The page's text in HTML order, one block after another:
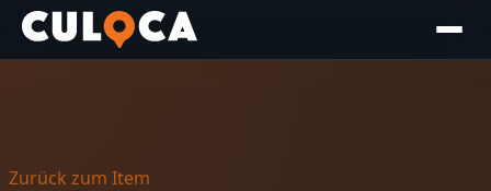
Zurück zum Item